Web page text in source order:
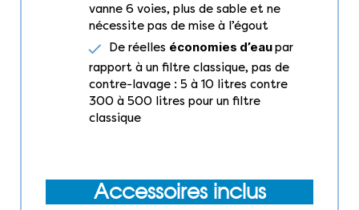
vanne 6 voies, plus de sable et ne
nécessite pas de mise à l’égout
De réelles économies d’eaupar
rapport à un filtre classique, pas de
contre-lavage : 5 à 10 litres contre
300 à 500 litres pour un filtre
classique
Accessoires inclus